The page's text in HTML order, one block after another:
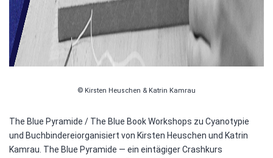
© Kirsten Heuschen & Katrin Kamrau
The Blue Pyramide / The Blue Book Workshops zu Cyanotypie
und Buchbindereiorganisiert von Kirsten Heuschen und Katrin
Kamrau. The Blue Pyramide — ein eintägiger Crashkurs